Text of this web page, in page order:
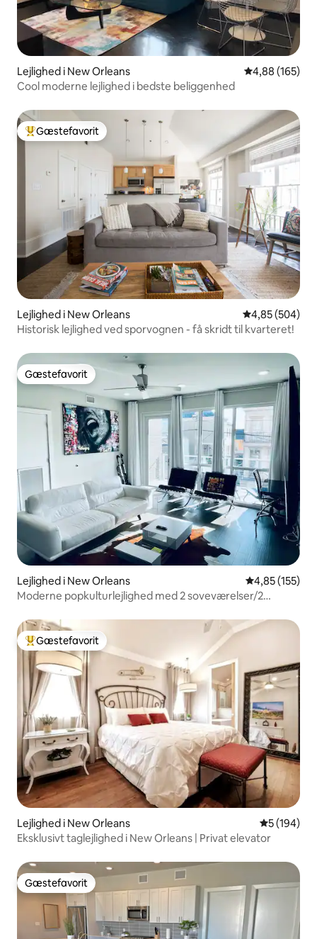
Lejlighed i New Orleans 4,88 ud af 5 i
4,88 (165)
Cool moderne lejlighed i bedste beliggenhed
Bedste gæstefavorit
Gæstefavorit
Lejlighed i New Orleans 4,85 ud af 5 i
4,85 (504)
Historisk lejlighed ved sporvognen - få skridt til kvarteret!
Gæstefavorit
Gæstefavorit
Lejlighed i New Orleans 4,85 ud af 5 i
4,85 (155)
Moderne popkulturlejlighed med 2 soveværelser/2
Bedste gæstefavorit
Gæstefavorit
Lejlighed i New Orleans 5 ud af 5 i
5 (194)
Eksklusivt taglejlighed i New Orleans | Privat elevator
Gæstefavorit
Gæstefavorit